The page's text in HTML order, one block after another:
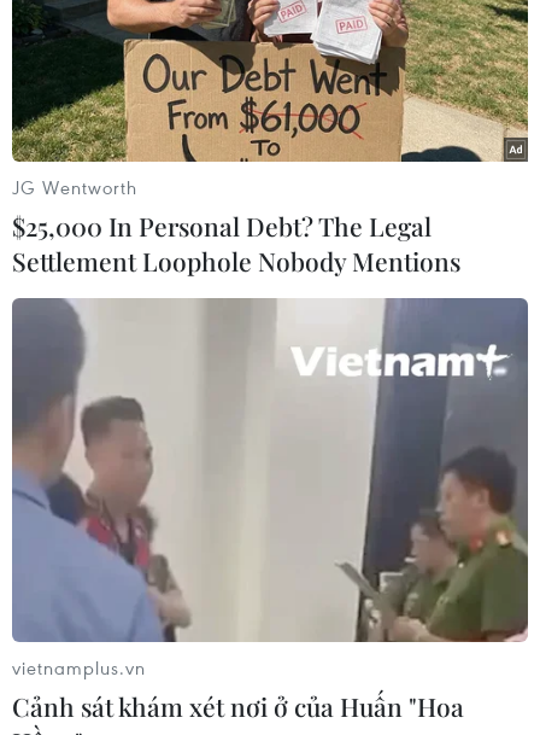
Khu vực Chánh điện nguy nga, tráng lệ với lối kiến trúc đậm
chất Phật giáo. (Ảnh: Minh Hiếu/Vietnam+)
Không chỉ là địa điểm tham quan, người dân từ bốn phương
khi tới Đà Nẵng đều ghé qua chùa Linh Ứng để cầu bình an,
may mắn, sự nghiệp... (Ảnh: Minh Hiếu/Vietnam+)
JG Wentworth
$25,000 In Personal Debt? The Legal
Settlement Loophole Nobody Mentions
vietnamplus.vn
Cảnh sát khám xét nơi ở của Huấn "Hoa